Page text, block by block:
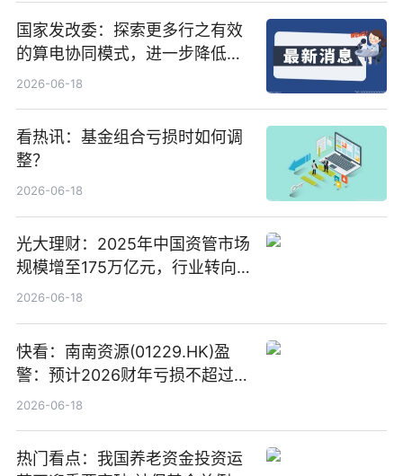
国家发改委：探索更多行之有效
的算电协同模式，进一步降低网
络传输时延_最资讯
2026-06-18
看热讯：基金组合亏损时如何调
整？
2026-06-18
光大理财：2025年中国资管市场
规模增至175万亿元，行业转向
“量质并重”
2026-06-18
快看：南南资源(01229.HK)盈
警：预计2026财年亏损不超过
1000万港元
2026-06-18
热门看点：我国养老资金投资运